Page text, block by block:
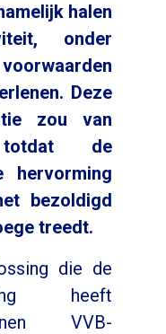
halen
onder
Deze
zou van
de
hervorming
bezoldigd
treedt.
die de
heeft
VVB-